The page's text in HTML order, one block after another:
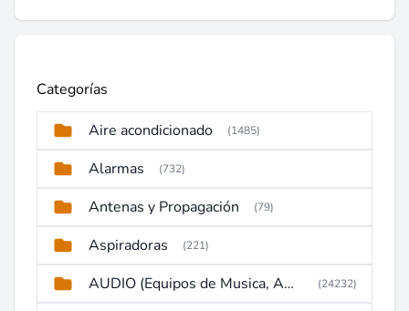
Categorías
Aire acondicionado (1485)
Alarmas (732)
Antenas y Propagación (79)
Aspiradoras (221)
AUDIO (Equipos de Musica, Amplificadores, Reproductores, Etc) (24232)